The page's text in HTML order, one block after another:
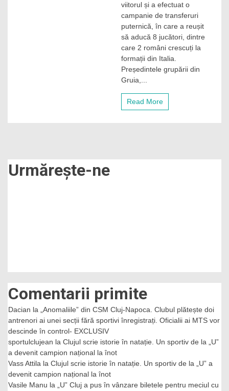
aduce
8
a-
și
construi
viitorul:
viitorul și a efectuat o
campanie de transferuri
puternică, în care a reușit
să aducă 8 jucători, dintre
care 2 români crescuți la
formații din Italia.
Președintele grupării din
Gruia,...
Read More
Urmărește-ne
Comentarii primite
Dacian la
„Anomaliile” din CSM Cluj-Napoca. Clubul plătește doi
antrenori ai unei secții fără sportivi înregistrați. Oficialii ai MTS vor
descinde în control- EXCLUSIV
sportulclujean la Clujul scrie istorie în natație. Un sportiv de la „U”
a devenit campion național la înot
Vass Attila la Clujul scrie istorie în natație. Un sportiv de la „U” a
devenit campion național la înot
Vasile Manu la
„U” Cluj a pus în vânzare biletele pentru meciul cu